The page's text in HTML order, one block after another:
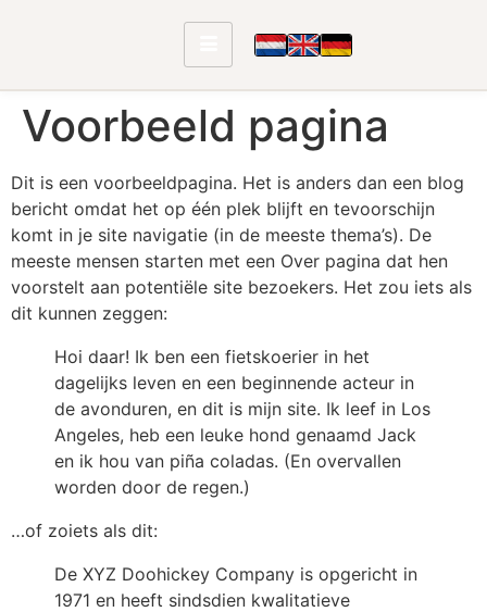
Voorbeeld pagina
Dit is een voorbeeldpagina. Het is anders dan een blog
bericht omdat het op één plek blijft en tevoorschijn
komt in je site navigatie (in de meeste thema’s). De
meeste mensen starten met een Over pagina dat hen
voorstelt aan potentiële site bezoekers. Het zou iets als
dit kunnen zeggen:
Hoi daar! Ik ben een fietskoerier in het
dagelijks leven en een beginnende acteur in
de avonduren, en dit is mijn site. Ik leef in Los
Angeles, heb een leuke hond genaamd Jack
en ik hou van piña coladas. (En overvallen
worden door de regen.)
…of zoiets als dit:
De XYZ Doohickey Company is opgericht in
1971 en heeft sindsdien kwalitatieve